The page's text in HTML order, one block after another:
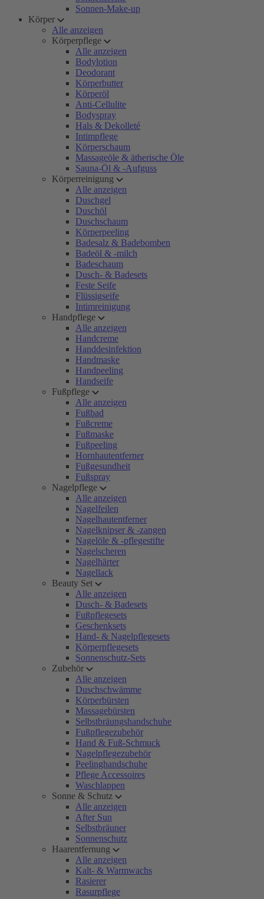
Sonnen-Make-up
Körper
Alle anzeigen
Körperpflege
Alle anzeigen
Bodylotion
Deodorant
Körperbutter
Körperöl
Anti-Cellulite
Bodyspray
Hals & Dekolleté
Intimpflege
Körperschaum
Massageöle & ätherische Öle
Sauna-Öl & -Aufguss
Körperreinigung
Alle anzeigen
Duschgel
Duschöl
Duschschaum
Körperpeeling
Badesalz & Badebomben
Badeöl & -milch
Badeschaum
Dusch- & Badesets
Feste Seife
Flüssigseife
Intimreinigung
Handpflege
Alle anzeigen
Handcreme
Handdesinfektion
Handmaske
Handpeeling
Handseife
Fußpflege
Alle anzeigen
Fußbad
Fußcreme
Fußmaske
Fußpeeling
Hornhautentferner
Fußgesundheit
Fußspray
Nagelpflege
Alle anzeigen
Nagelfeilen
Nagelhautentferner
Nagelknipser & -zangen
Nagelöle & -pflegestifte
Nagelscheren
Nagelhärter
Nagellack
Beauty Set
Alle anzeigen
Dusch- & Badesets
Fußpflegesets
Geschenksets
Hand- & Nagelpflegesets
Körperpflegesets
Sonnenschutz-Sets
Zubehör
Alle anzeigen
Duschschwämme
Körperbürsten
Massagebürsten
Selbstbräungshandschuhe
Fußpflegezubehör
Hand & Fuß-Schmuck
Nagelpflegezubehör
Peelinghandschuhe
Pflege Accessoires
Waschlappen
Sonne & Schutz
Alle anzeigen
After Sun
Selbstbräuner
Sonnenschutz
Haarentfernung
Alle anzeigen
Kalt- & Warmwachs
Rasierer
Rasurpflege